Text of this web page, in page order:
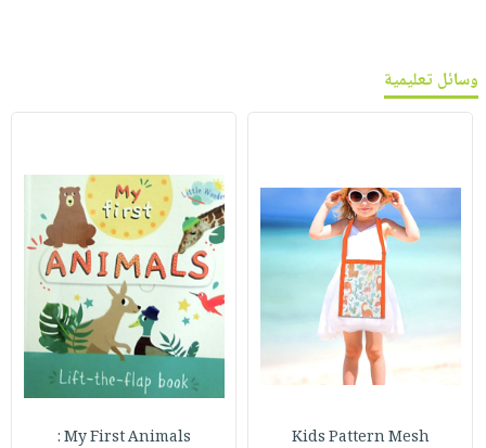
وسائل تعليمية
Kids Pattern Mesh
My First Animals :